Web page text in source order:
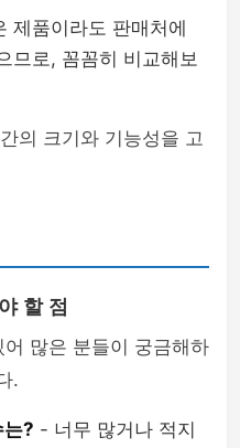
제품이라도 판매처에
므로, 꼼꼼히 비교해보
의 크기와 기능성을 고
할 점
많은 분들이 궁금해하
.
는? - 너무 많거나 적지